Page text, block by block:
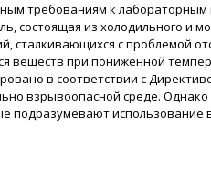
требованиям к
состоящая из холодильного и
с проблемой
веществ при пониженной
в соответствии с
взрывоопасной среде.
подразумевают